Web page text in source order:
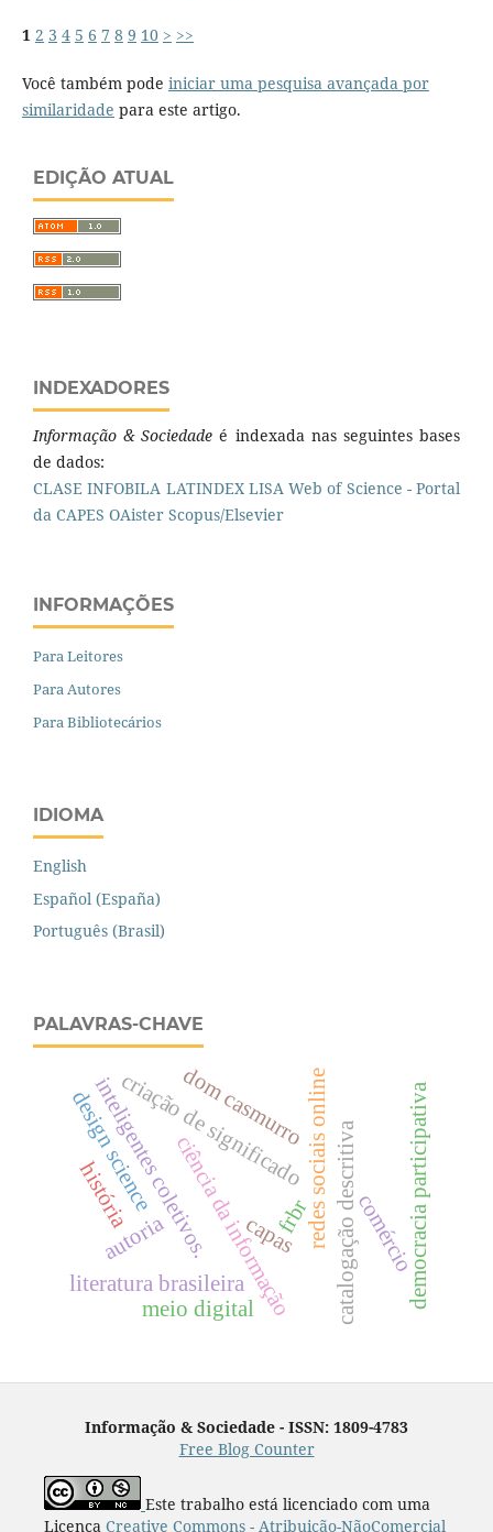
1 2 3 4 5 6 7 8 9 10 > >>
Você também pode iniciar uma pesquisa avançada por
similaridade para este artigo.
EDIÇÃO ATUAL
INDEXADORES
Informação & Sociedadeé indexada nas seguintes bases
de dados:
CLASE INFOBILA LATINDEX LISA Web of Science - Portal
da CAPES OAister Scopus/Elsevier
INFORMAÇÕES
Para Leitores
Para Autores
Para Bibliotecários
IDIOMA
English
Español (España)
Português (Brasil)
PALAVRAS-CHAVE
ciência da informaçãoredes sociais online
criação de significado
capas
dom casmurro
literatura brasileira
frbr
inteligentes coletivos. catalogação descritiva
meio digital
comércio
autoria
design science democracia participativa
história
Informação & Sociedade - ISSN: 1809-4783
Free Blog Counter
Este trabalho está licenciado com uma
Licença Creative Commons - Atribuição-NãoComercial